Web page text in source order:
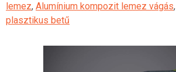
lemez, Alumínium kompozit lemez vágás,
plasztikus betű